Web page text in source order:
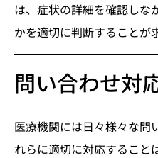
は、症状の詳細を確認しな
かを適切に判断することが
問い合わせ対
医療機関には日々様々な問
れらに適切に対応すること